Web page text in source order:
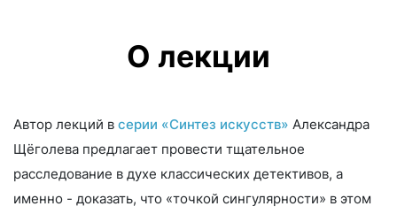
О лекции
Автор лекций в серии «Синтез искусств» Александра
Щёголева предлагает провести тщательное
расследование в духе классических детективов, а
именно - доказать, что «точкой сингулярности» в этом